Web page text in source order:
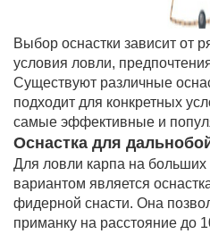
Выбор оснастки зависит от
условия ловли,
Существуют различные
подходит для конкретных
самые эффективные и
Оснастка для
Для ловли карпа на
вариантом является
фидерной снасти. Она
приманку на расстояние до